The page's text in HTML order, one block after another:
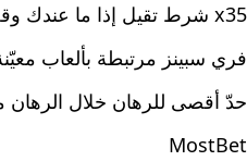
x35 شرط تقيل إذا ما عندك وقت خلال 7 أيام
فري سبينز مرتبطة بألعاب
حدّ أقصى للرهان خلال
MostBet